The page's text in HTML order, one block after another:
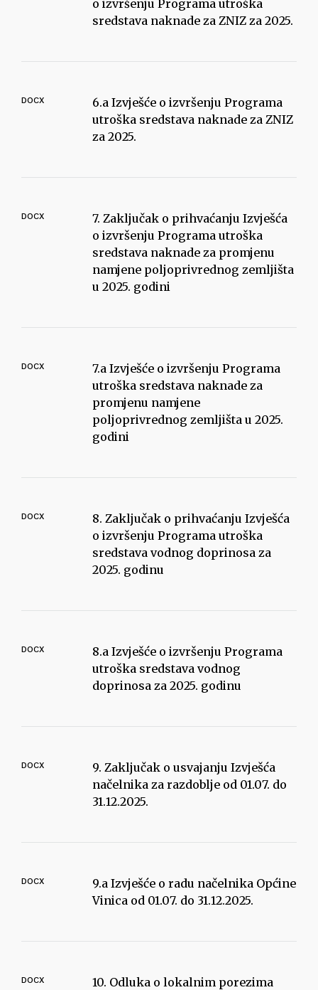
o izvršenju Programa utroška
sredstava naknade za ZNIZ za 2025.
DOCX
6.a Izvješće o izvršenju Programa
utroška sredstava naknade za ZNIZ
za 2025.
DOCX
7. Zaključak o prihvaćanju Izvješća
o izvršenju Programa utroška
sredstava naknade za promjenu
namjene poljoprivrednog zemljišta
u 2025. godini
DOCX
7.a Izvješće o izvršenju Programa
utroška sredstava naknade za
promjenu namjene
poljoprivrednog zemljišta u 2025.
godini
DOCX
8. Zaključak o prihvaćanju Izvješća
o izvršenju Programa utroška
sredstava vodnog doprinosa za
2025. godinu
DOCX
8.a Izvješće o izvršenju Programa
utroška sredstava vodnog
doprinosa za 2025. godinu
DOCX
9. Zaključak o usvajanju Izvješća
načelnika za razdoblje od 01.07. do
31.12.2025.
DOCX
9.a Izvješće o radu načelnika Općine
Vinica od 01.07. do 31.12.2025.
DOCX 10. Odluka o lokalnim porezima